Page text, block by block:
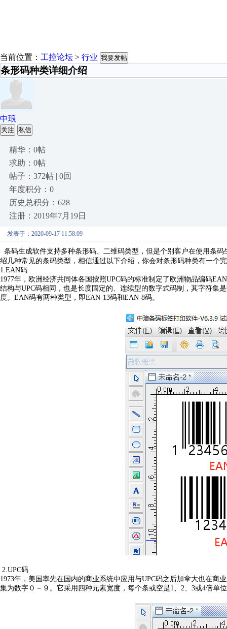
当前位置： 工控论坛 > 行业 我要发帖
条形码种类详细介绍
中琅
关注 私信
精华：0帖
求助：0帖
帖子：372帖 | 0回
年度积分：0
历史总积分：628
注册：2019年7月19日
发表于：2020-09-17 11:58:09
条码生成软件支持多种条形码、二维码类型，但是个别客户在使用条
绍几种常见的条码类型，相信通过以下介绍，你会对条形码种类有一个
1.EAN码
1977年，欧洲经济共同体各国按照UPC码的标准制定了欧洲物品编码
结构与UPC码相同，也是长度固定的、连续型的数字式码制，其字符集
度。EAN码有两种类型，即EAN-13码和EAN-8码。
2.UPC码
1973年，美国率先在国内的商业系统中应用与UPC码之后加拿大也在商
集为数字０－９。它采用四种元素宽度，每个条或空是1、2、3或4倍单